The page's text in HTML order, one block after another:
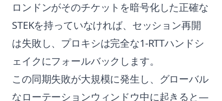
ロンドンがそのチケットを暗号化した正確な
STEKを持っていなければ、セッション再開
は失敗し、プロキシは完全な1-RTTハンドシ
ェイクにフォールバックします。
この同期失敗が大規模に発生し、グローバル
なローテーションウィンドウ中に起きると—